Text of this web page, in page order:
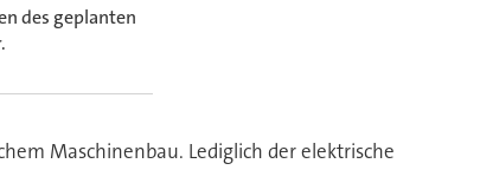
des geplanten
Maschinenbau. Lediglich der elektrische